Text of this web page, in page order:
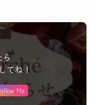
ら
てね！
Me